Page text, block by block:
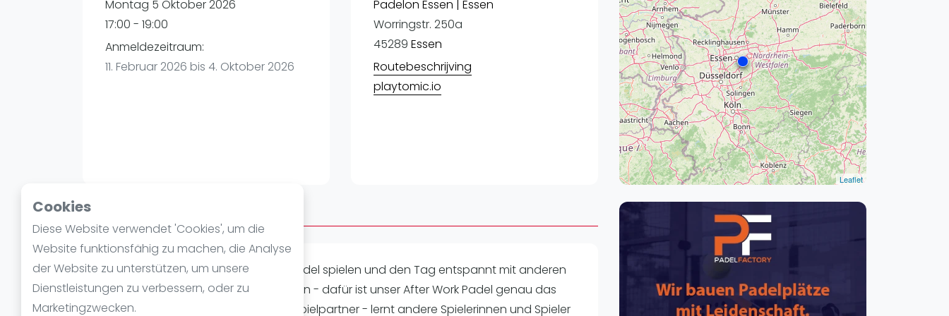
Cookies
Diese Website verwendet 'Cookies', um die
Website funktionsfähig zu machen, die Analyse
der Website zu unterstützen, um unsere
Dienstleistungen zu verbessern, oder zu
Marketingzwecken.
Verschiedenes
Leipzig
Dortmund
Essen
Montag 5 Oktober 2026
17:00 - 19:00
Anmeldezeitraum:
11. Februar 2026 bis 4. Oktober 2026
Padelon Essen | Essen
Worringstr. 250a
45289 Essen
Routebeschrijving
playtomic.io
Leaflet
Über Afterwork
Nach der Arbeit noch eine Runde Padel spielen und den Tag entspannt mit anderen
Padel-Begeisterten ausklingen lassen - dafür ist unser After Work Padel genau das
Richtige. Ihr braucht keinen festen Spielpartner - lernt andere Spielerinnen und Spieler